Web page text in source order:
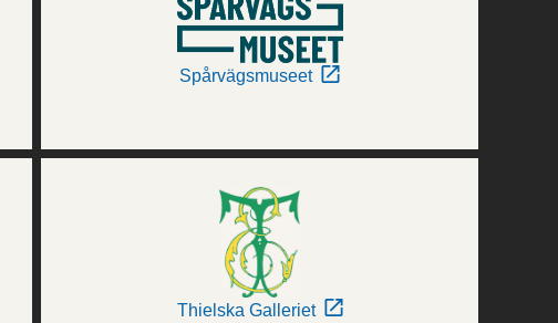
Spårvägsmuseet
Thielska Galleriet